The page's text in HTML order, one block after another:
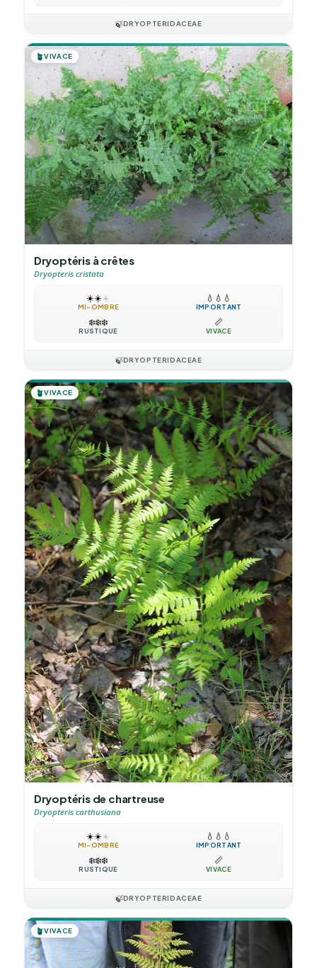
🍃DRYOPTERIDACEAE
🪴VIVACE
Dryoptéris à crêtes
Dryopteris cristata
☀️☀️☀️
MI-OMBRE
💧 💧 💧
IMPORTANT
❄️❄️❄️
RUSTIQUE
📏
VIVACE
🍃DRYOPTERIDACEAE
🪴VIVACE
Dryoptéris de chartreuse
Dryopteris carthusiana
☀️☀️☀️
MI-OMBRE
💧 💧 💧
IMPORTANT
❄️❄️❄️
RUSTIQUE
📏
VIVACE
🍃DRYOPTERIDACEAE
🪴VIVACE